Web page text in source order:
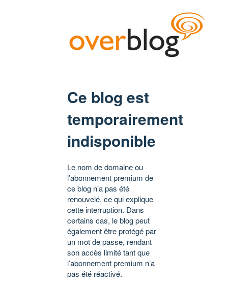
Ce blog est
temporairement
indisponible
Le nom de domaine ou
l’abonnement premium de
ce blog n’a pas été
renouvelé, ce qui explique
cette interruption. Dans
certains cas, le blog peut
également être protégé par
un mot de passe, rendant
son accès limité tant que
l’abonnement premium n’a
pas été réactivé.